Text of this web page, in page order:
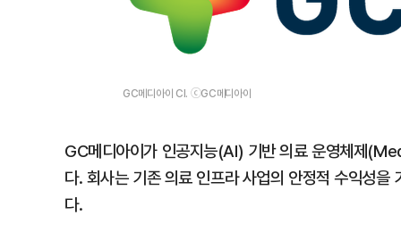
GC메디아이 CI. ⓒ GC메디아이
GC메디아이가 인공지능(AI) 기반 의료 운영체제
다. 회사는 기존 의료 인프라 사업의 안정적 수익성을
다.